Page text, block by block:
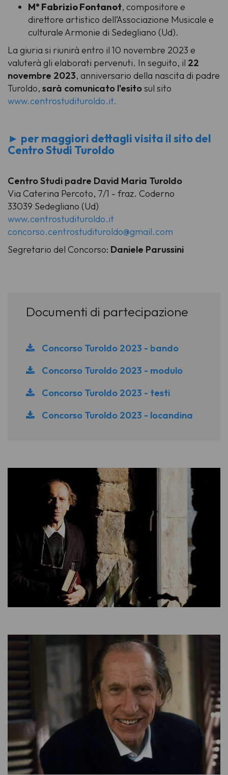
M° Fabrizio Fontanot, compositore e
direttore artistico dell’Associazione Musicale e
culturale Armonie di Sedegliano (Ud).
La giuria si riunirà entro il 10 novembre 2023 e
valuterà gli elaborati pervenuti. In seguito, il 22
novembre 2023, anniversario della nascita di padre
Turoldo, sarà comunicato l'esitosul sito
www.centrostudituroldo.it.
► per maggiori dettagli visita il sito del
Centro Studi Turoldo
Centro Studi padre David Maria Turoldo
Via Caterina Percoto, 7/1 - fraz. Coderno
33039 Sedegliano (Ud)
www.centrostudituroldo.it
concorso.centrostudituroldo@gmail.com
Segretario del Concorso: Daniele Parussini
Documenti di partecipazione
Concorso Turoldo 2023 - bando
Concorso Turoldo 2023 - modulo
Concorso Turoldo 2023 - testi
Concorso Turoldo 2023 - locandina